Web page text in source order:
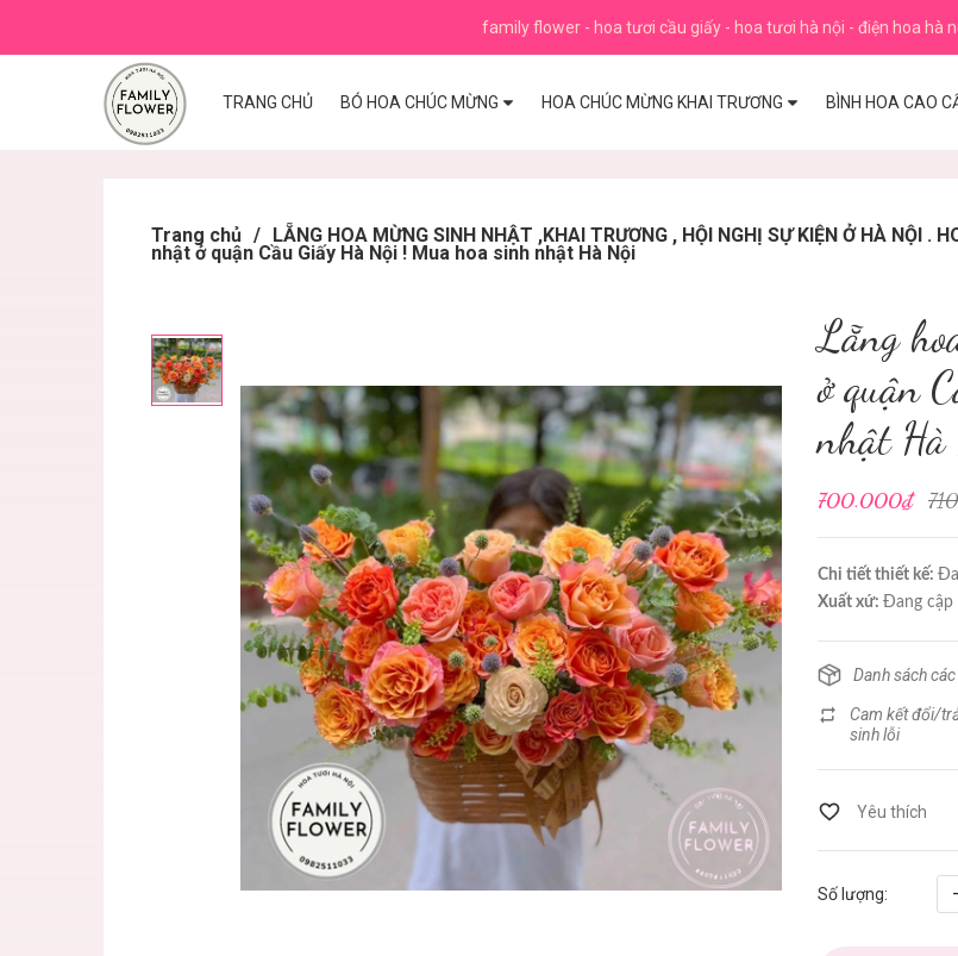
family flower - hoa tươi cầu giấy - hoa tươi hà nội - điện hoa hà
TRANG CHỦ BÓ HOA CHÚC MỪNG HOA CHÚC MỪNG KHAI TRƯƠNG BÌNH HOA CAO
Trang chủ / LẴNG HOA MỪNG SINH NHẬT ,KHAI TRƯƠNG , HỘI NGHỊ SỰ KIỆN Ở HÀ NỘI .
nhật ở quận Cầu Giấy Hà Nội ! Mua hoa sinh nhật Hà Nội
Lẵng
ở quận
nhật Hà
700.000₫
Chi tiết thiết kế:
Xuất xứ: Đang cập
Danh sách
Cam kết đổi/
sinh lỗi
Số lượng: -